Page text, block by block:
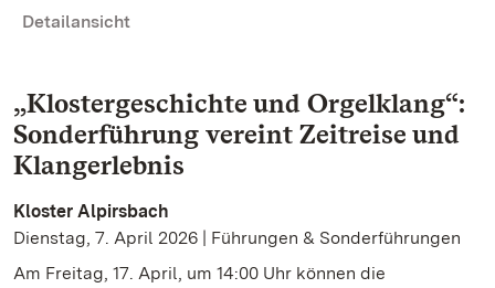
Detailansicht
„Klostergeschichte und Orgelklang“:
Sonderführung vereint Zeitreise und
Klangerlebnis
Kloster Alpirsbach
Dienstag, 7. April 2026 | Führungen & Sonderführungen
Am Freitag, 17. April, um 14:00 Uhr können die